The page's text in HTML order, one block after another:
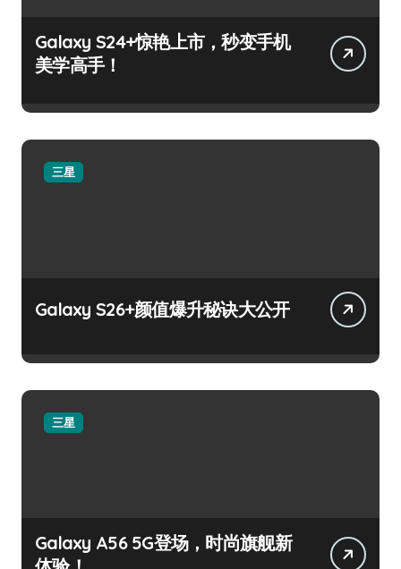
Galaxy S24+惊艳上市，秒变手机
美学高手！
三星
Galaxy S26+颜值爆升秘诀大公开
三星
Galaxy A56 5G登场，时尚旗舰新